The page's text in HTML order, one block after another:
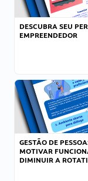
DESCUBRA SEU
EMPREENDEDOR
GESTÃO DE
MOTIVAR
DIMINUIR A